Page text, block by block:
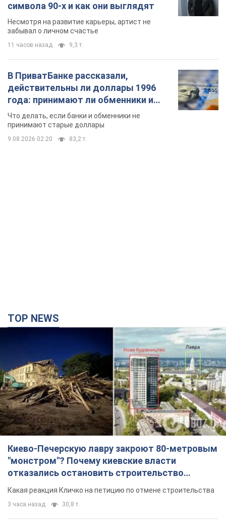
символа 90-х и как они выглядят
Несмотря на развитие карьеры, артист не
забывал о личном счастье
11 часов назад 9,3 т.
В ПриватБанке рассказали,
действительны ли доллары 1996
года: принимают ли обменники и
банки такие купюры
Что делать, если банки и обменники не
принимают старые доллары
9.08.2026 02:20 83,2 т.
TOP NEWS
Киево-Печерскую лавру закроют 80-метровым
"монстром"? Почему киевские власти
отказались остановить строительство
небоскреба "московского верующего"
Какая реакция Кличко на петицию по отмене строительства
3 часа назад 30,8 т.